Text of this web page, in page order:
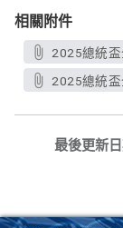
相關附件
2025總統
2025總統
最後更新日